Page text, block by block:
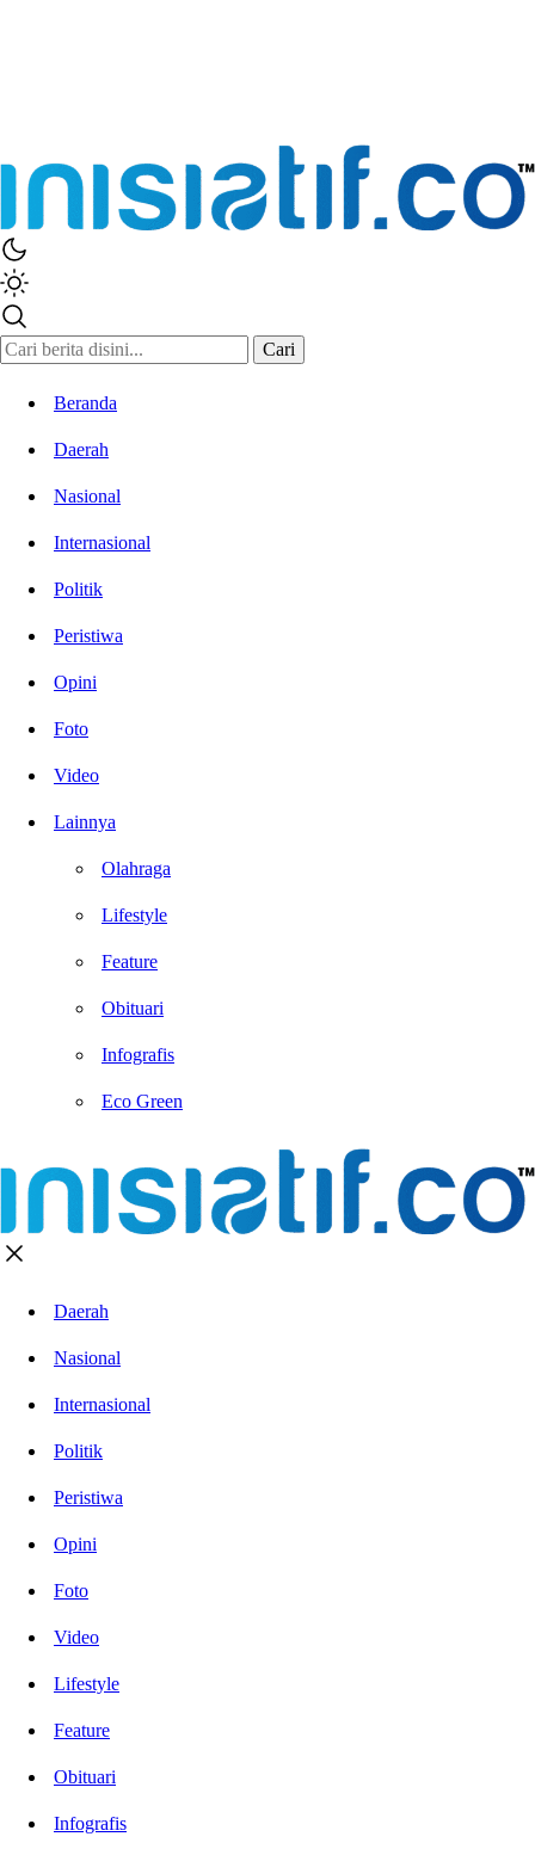
Inisiatif.co
Stay Connected Stay Informed
Cari
Beranda
Daerah
Nasional
Internasional
Politik
Peristiwa
Opini
Foto
Video
Lainnya
Olahraga
Lifestyle
Feature
Obituari
Infografis
Eco Green
Daerah
Nasional
Internasional
Politik
Peristiwa
Opini
Foto
Video
Lifestyle
Feature
Obituari
Infografis